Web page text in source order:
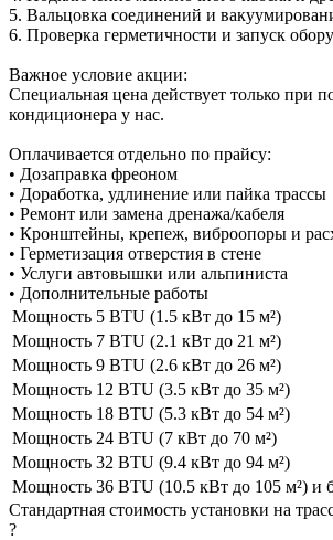
5. Вальцовка соединений и
6. Проверка герметичности и запуск
Важное условие акции:
Специальная цена действует только при
кондиционера у нас.
Оплачивается отдельно по прайсу:
• Дозаправка фреоном
• Доработка, удлинение или пайка трассы
• Ремонт или замена дренажа/кабеля
• Кронштейны, крепеж, виброопоры и
• Герметизация отверстия в стене
• Услуги автовышки или альпиниста
• Дополнительные работы
Мощность 5 BTU (1.5 кВт до 15 м²)
Мощность 7 BTU (2.1 кВт до 21 м²)
Мощность 9 BTU (2.6 кВт до 26 м²)
Мощность 12 BTU (3.5 кВт до 35 м²)
Мощность 18 BTU (5.3 кВт до 54 м²)
Мощность 24 BTU (7 кВт до 70 м²)
Мощность 32 BTU (9.4 кВт до 94 м²)
Мощность 36 BTU (10.5 кВт до 105 м²) и
Стандартная стоимость установки на
?